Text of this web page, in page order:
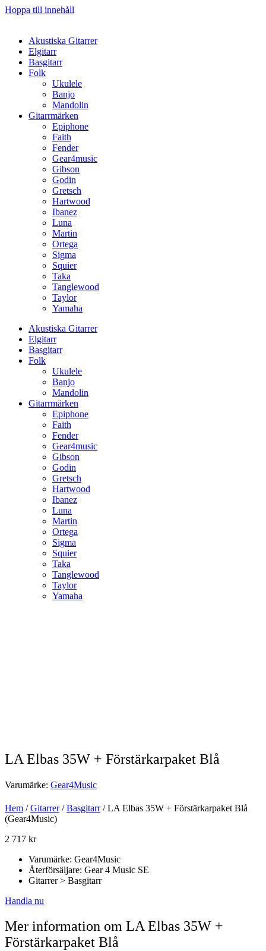
Hoppa till innehåll
Akustiska Gitarrer
Elgitarr
Basgitarr
Folk
Ukulele
Banjo
Mandolin
Gitarrmärken
Epiphone
Faith
Fender
Gear4music
Gibson
Godin
Gretsch
Hartwood
Ibanez
Luna
Martin
Ortega
Sigma
Squier
Taka
Tanglewood
Taylor
Yamaha
Akustiska Gitarrer
Elgitarr
Basgitarr
Folk
Ukulele
Banjo
Mandolin
Gitarrmärken
Epiphone
Faith
Fender
Gear4music
Gibson
Godin
Gretsch
Hartwood
Ibanez
Luna
Martin
Ortega
Sigma
Squier
Taka
Tanglewood
Taylor
Yamaha
LA Elbas 35W + Förstärkarpaket Blå
Varumärke: Gear4Music
Hem /Gitarrer/Basgitarr/ LA Elbas 35W + Förstärkarpaket Blå
(Gear4Music)
2 717 kr
Varumärke: Gear4Music
Återförsäljare: Gear 4 Music SE
Gitarrer > Basgitarr
Handla nu
Mer information om LA Elbas 35W +
Förstärkarpaket Blå